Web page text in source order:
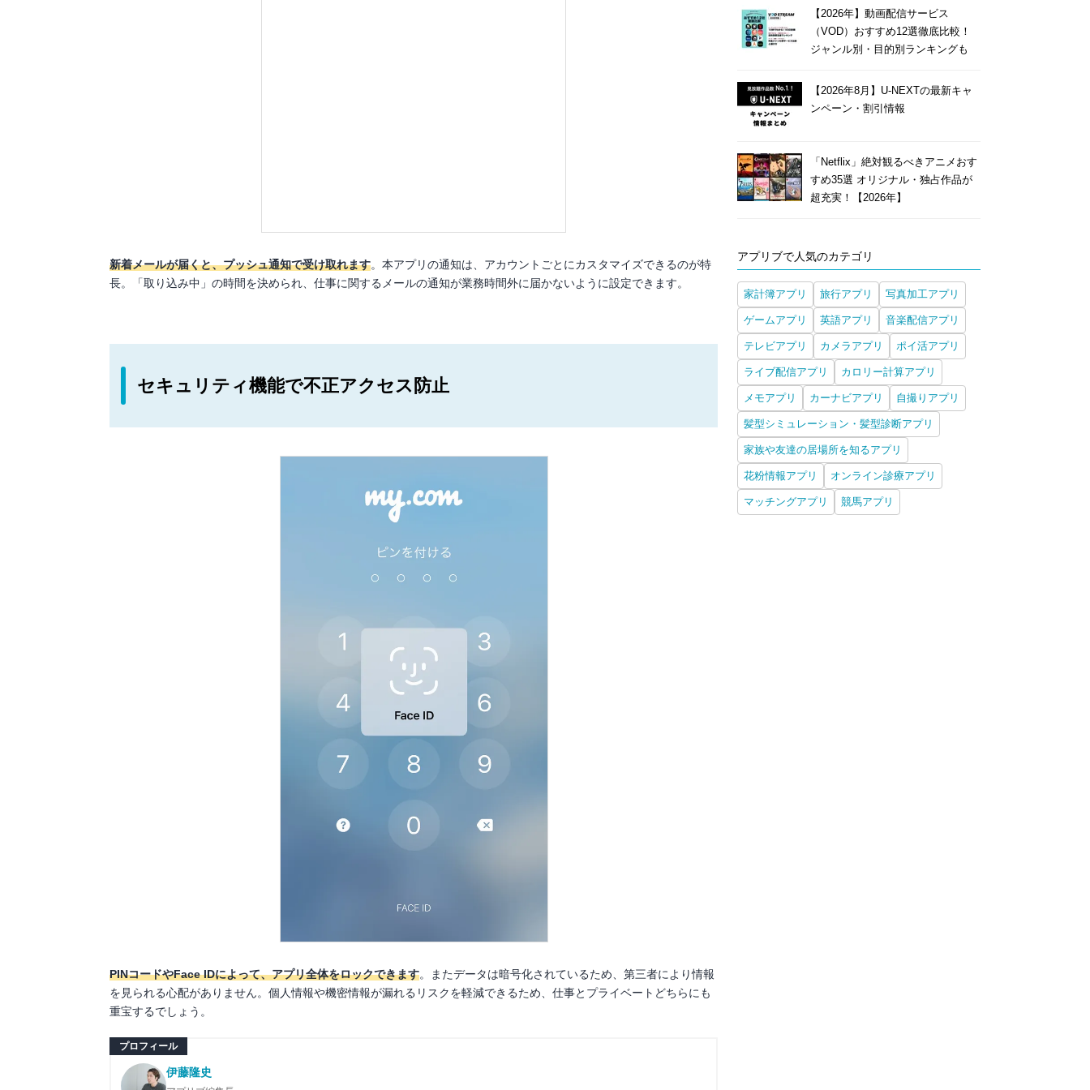
新着メールが届くと、プッシュ通知で受け取れます。本アプリの通知は、アカウントごとにカスタマイズできるのが特
長。「取り込み中」の時間を決められ、仕事に関するメールの通知が業務時間外に届かないように設定できます。
セキュリティ機能で不正アクセス防止
PINコードやFace IDによって、アプリ全体をロックできます。またデータは暗号化されているため、第三者により情報
を見られる心配がありません。個人情報や機密情報が漏れるリスクを軽減できるため、仕事とプライベートどちらにも
重宝するでしょう。
プロフィール
伊藤隆史
【2026年】動画配信サービス
（VOD）おすすめ12選徹底比較！
ジャンル別・目的別ランキングも
【2026年8月】U-NEXTの最新キャ
ンペーン・割引情報
「Netflix」絶対観るべきアニメおす
すめ35選 オリジナル・独占作品が
超充実！【2026年】
アプリブで人気のカテゴリ
家計簿アプリ 旅行アプリ 写真加工アプリ
ゲームアプリ 英語アプリ 音楽配信アプリ
テレビアプリ カメラアプリ ポイ活アプリ
ライブ配信アプリ カロリー計算アプリ
メモアプリ カーナビアプリ 自撮りアプリ
髪型シミュレーション・髪型診断アプリ
家族や友達の居場所を知るアプリ
花粉情報アプリ オンライン診療アプリ
マッチングアプリ 競馬アプリ